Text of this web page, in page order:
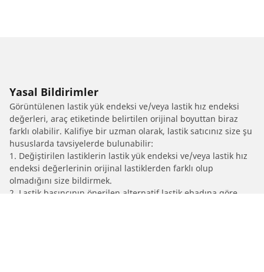
Yasal Bildirimler
Görüntülenen lastik yük endeksi ve/veya lastik hız endeksi
değerleri, araç etiketinde belirtilen orijinal boyuttan biraz
farklı olabilir. Kalifiye bir uzman olarak, lastik satıcınız size şu
hususlarda tavsiyelerde bulunabilir:
1. Değiştirilen lastiklerin lastik yük endeksi ve/veya lastik hız
endeksi değerlerinin orijinal lastiklerden farklı olup
olmadığını size bildirmek.
2. Lastik basıncının önerilen alternatif lastik ebadına göre